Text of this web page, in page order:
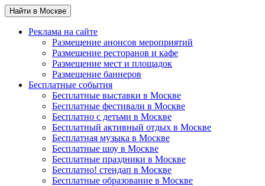
Найти в Москве
Реклама на сайте
Размещение анонсов мероприятий
Размещение ресторанов и кафе
Размещение мест и площадок
Размещение баннеров
Бесплатные события
Бесплатные выставки в Москве
Бесплатные фестивали в Москве
Бесплатно с детьми в Москве
Бесплатный активный отдых в Москве
Бесплатная музыка в Москве
Бесплатные шоу в Москве
Бесплатные праздники в Москве
Бесплатно! стендап в Москве
Бесплатные образование в Москве